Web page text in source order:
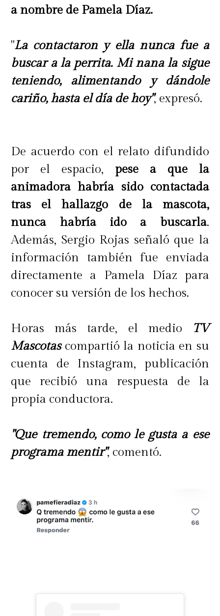
a nombre de Pamela Díaz.
"La contactaron y ella nunca fue a
buscar a la perrita. Mi nana la sigue
teniendo, alimentando y dándole
cariño, hasta el día de hoy", expresó.
De acuerdo con el relato difundido
por el espacio, pese a que la
animadora habría sido contactada
tras el hallazgo de la mascota,
nunca habría ido a buscarla.
Además, Sergio Rojas señaló que la
información también fue enviada
directamente a Pamela Díaz para
conocer su versión de los hechos.
Horas más tarde, el medio
TV
Mascotas compartió la noticia en su
cuenta de Instagram, publicación
que recibió una respuesta de la
propia conductora.
"Que tremendo, como le gusta a ese
programa mentir", comentó.